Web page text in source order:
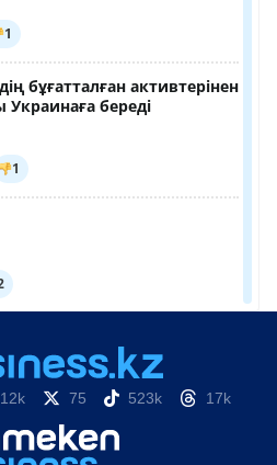
12k 75 523k 17k